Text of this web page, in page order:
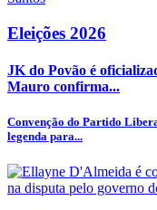
Eleições 2026
JK do Povão é
Mauro confirma...
Convenção do Partido
legenda para...